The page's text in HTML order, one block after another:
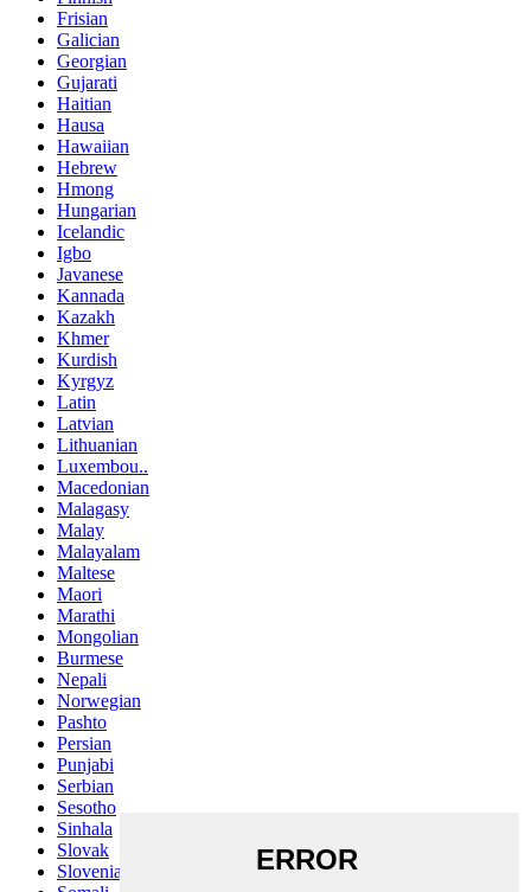
Frisian
Galician
Georgian
Gujarati
Haitian
Hausa
Hawaiian
Hebrew
Hmong
Hungarian
Icelandic
Igbo
Javanese
Kannada
Kazakh
Khmer
Kurdish
Kyrgyz
Latin
Latvian
Lithuanian
Luxembou..
Macedonian
Malagasy
Malay
Malayalam
Maltese
Maori
Marathi
Mongolian
Burmese
Nepali
Norwegian
Pashto
Persian
Punjabi
Serbian
Sesotho
Sinhala
Slovak
Slovenian